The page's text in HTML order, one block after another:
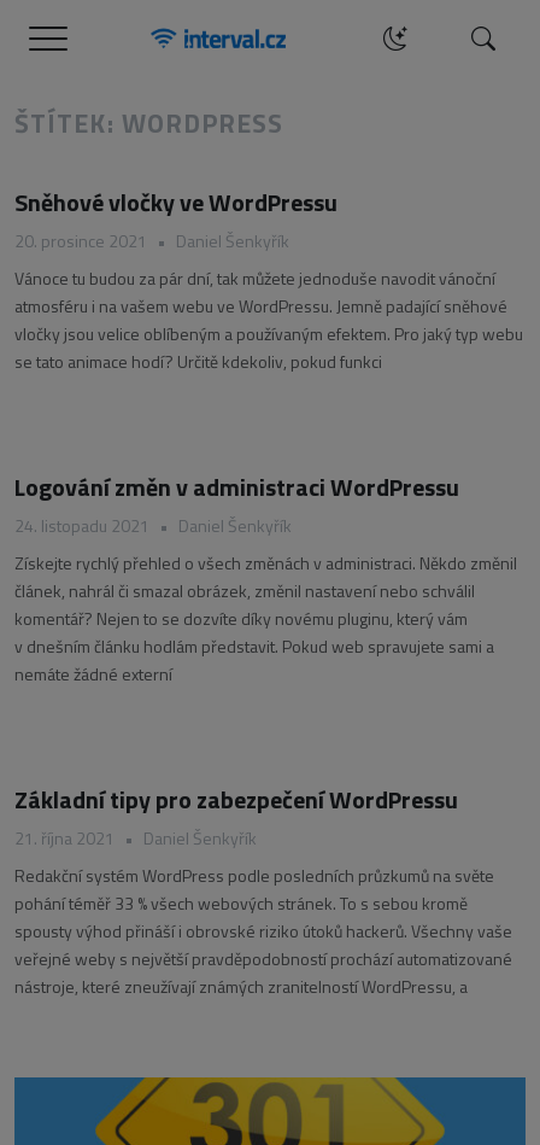
Menu Hledat
ŠTÍTEK: WORDPRESS
Sněhové vločky ve WordPressu
20. prosince 2021 • Daniel Šenkyřík
Vánoce tu budou za pár dní, tak můžete jednoduše navodit vánoční
atmosféru i na vašem webu ve WordPressu. Jemně padající sněhové
vločky jsou velice oblíbeným a používaným efektem. Pro jaký typ webu
se tato animace hodí? Určitě kdekoliv, pokud funkci
Logování změn v administraci WordPressu
24. listopadu 2021 • Daniel Šenkyřík
Získejte rychlý přehled o všech změnách v administraci. Někdo změnil
článek, nahrál či smazal obrázek, změnil nastavení nebo schválil
komentář? Nejen to se dozvíte díky novému pluginu, který vám
v dnešním článku hodlám představit. Pokud web spravujete sami a
nemáte žádné externí
Základní tipy pro zabezpečení WordPressu
21. října 2021 • Daniel Šenkyřík
Redakční systém WordPress podle posledních průzkumů na světe
pohání téměř 33 % všech webových stránek. To s sebou kromě
spousty výhod přináší i obrovské riziko útoků hackerů. Všechny vaše
veřejné weby s největší pravděpodobností prochází automatizované
nástroje, které zneužívají známých zranitelností WordPressu, a